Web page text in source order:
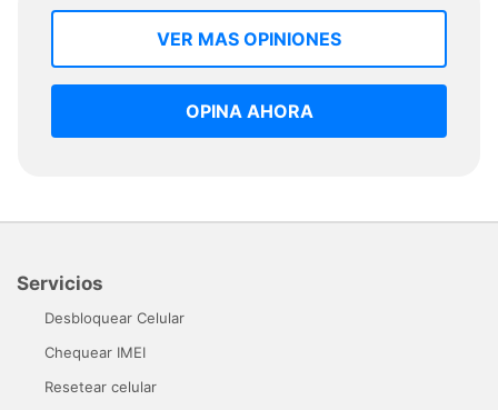
VER MAS OPINIONES
OPINA AHORA
Servicios
Desbloquear Celular
Chequear IMEI
Resetear celular